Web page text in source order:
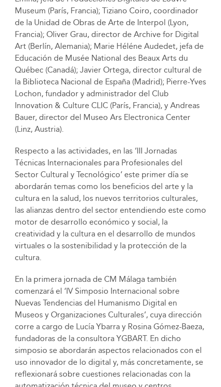
Museum (París, Francia); Tiziano Coiro, coordinador
de la Unidad de Obras de Arte de Interpol (Lyon,
Francia); Oliver Grau, director de Archive for Digital
Art (Berlín, Alemania); Marie Héléne Audedet, jefa de
Educación de Musée National des Beaux Arts du
Québec (Canadá); Javier Ortega, director cultural de
la Biblioteca Nacional de España (Madrid); Pierre-Yves
Lochon, fundador y administrador del Club
Innovation & Culture CLIC (París, Francia), y Andreas
Bauer, director del Museo Ars Electronica Center
(Linz, Austria).
Respecto a las actividades, en las ‘III Jornadas
Técnicas Internacionales para Profesionales del
Sector Cultural y Tecnológico’ este primer día se
abordarán temas como los beneficios del arte y la
cultura en la salud, los nuevos territorios culturales,
las alianzas dentro del sector entendiendo este como
motor de desarrollo económico y social, la
creatividad y la cultura en el desarrollo de mundos
virtuales o la sostenibilidad y la protección de la
cultura.
En la primera jornada de CM Málaga también
comenzará el ‘IV Simposio Internacional sobre
Nuevas Tendencias del Humanismo Digital en
Museos y Organizaciones Culturales’, cuya dirección
corre a cargo de Lucía Ybarra y Rosina Gómez-Baeza,
fundadoras de la consultora YGBART. En dicho
simposio se abordarán aspectos relacionados con el
uso innovador de lo digital y, más concretamente, se
reflexionará sobre cuestiones relacionadas con la